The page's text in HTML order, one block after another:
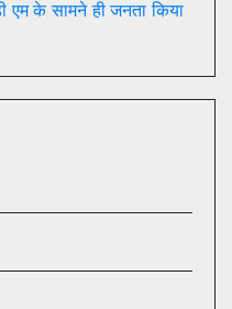
के सामने ही जनता किया